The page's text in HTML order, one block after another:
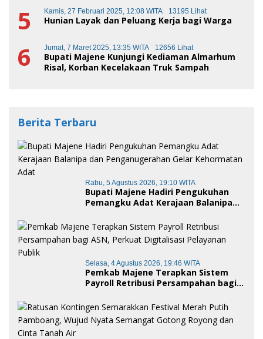
5 Kamis, 27 Februari 2025, 12:08 WITA 13195 Lihat
Hunian Layak dan Peluang Kerja bagi Warga
6 Jumat, 7 Maret 2025, 13:35 WITA 12656 Lihat
Bupati Majene Kunjungi Kediaman Almarhum
Risal, Korban Kecelakaan Truk Sampah
Berita Terbaru
Rabu, 5 Agustus 2026, 19:10 WITA
Bupati Majene Hadiri Pengukuhan
Pemangku Adat Kerajaan Balanipa
Kehormatan Adat
Selasa, 4 Agustus 2026, 19:46 WITA
Pemkab Majene Terapkan Sistem
Payroll Retribusi Persampahan bagi
Publik